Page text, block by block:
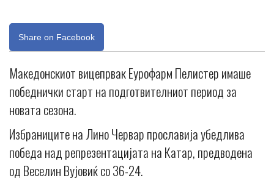
Share on Facebook
Македонскиот вицепрвак Еурофарм Пелистер имаше
победнички старт на подготвителниот период за
новата сезона.
Избраниците на Лино Червар прославија убедлива
победа над репрезентацијата на Катар, предводена
од Веселин Вујовиќ со 36-24.